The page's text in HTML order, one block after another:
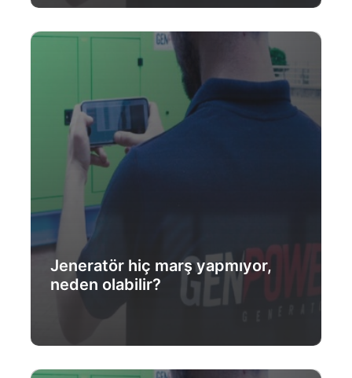
Daha Fazlası
Jeneratör hiç marş yapmıyor,
neden olabilir?
Daha Fazlası